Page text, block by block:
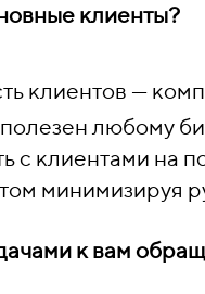
клиенты?
клиентов —
любому
с клиентами на
минимизируя
к вам